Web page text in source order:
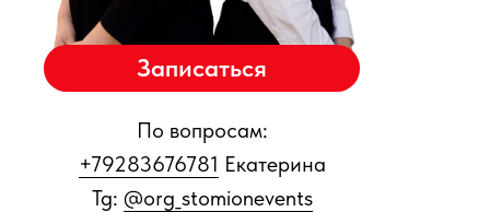
Записаться
По вопросам:
+79283676781 Екатерина
Tg: @org_stomionevents